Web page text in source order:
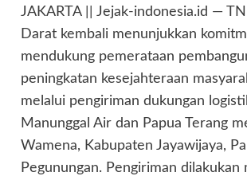
JAKARTA || Jejak-indonesia.id —
Darat kembali menunjukkan
mendukung pemerataan
peningkatan kesejahteraan
melalui pengiriman dukungan
Manunggal Air dan Papua Terang
Wamena, Kabupaten Jayawijaya,
Pegunungan. Pengiriman dilakukan